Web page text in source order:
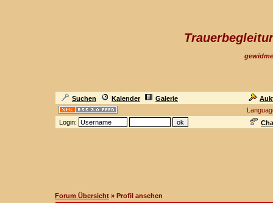
Suchen Kalender Galerie
Login:
Forum Übersicht » Profil ansehen